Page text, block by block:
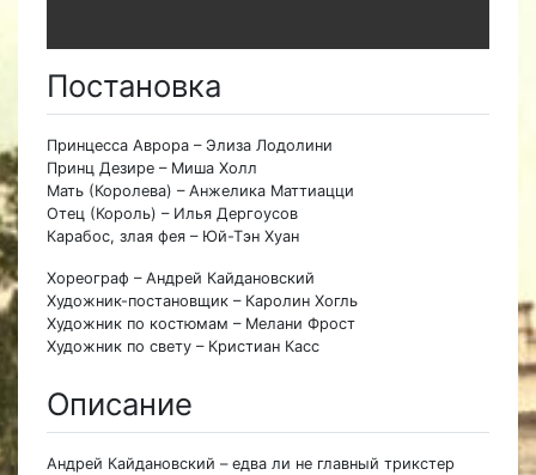
Постановка
Принцесса Аврора – Элиза Лодолини
Принц Дезире – Миша Холл
Мать (Королева) – Анжелика Маттиацци
Отец (Король) – Илья Дергоусов
Карабос, злая фея – Юй-Тэн Хуан
Хореограф – Андрей Кайдановский
Художник-постановщик – Каролин Хогль
Художник по костюмам – Мелани Фрост
Художник по свету – Кристиан Касс
Описание
Андрей Кайдановский – едва ли не главный трикстер